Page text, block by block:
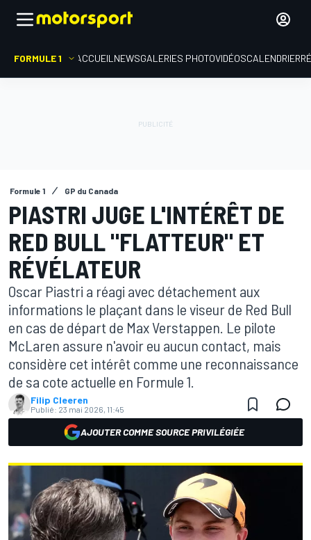
FORMULE 1 ACCUEIL NEWSGALERIES PHOTOVIDÉOSCALENDRIER
Formule 1 GP du Canada
PIASTRI JUGE L'INTÉRÊT DE
RED BULL "FLATTEUR" ET
RÉVÉLATEUR
Oscar Piastri a réagi avec détachement aux
informations le plaçant dans le viseur de Red Bull
en cas de départ de Max Verstappen. Le pilote
McLaren assure n'avoir eu aucun contact, mais
considère cet intérêt comme une reconnaissance
de sa cote actuelle en Formule 1.
Filip Cleeren
Publié: 23 mai 2026, 11:45
AJOUTER COMME SOURCE PRIVILÉGIÉE